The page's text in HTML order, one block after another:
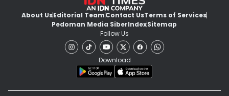
About UsEditorial TeamContact UsTerms of Services
Pedoman Media SiberIndexSitemap
Follow Us
Download